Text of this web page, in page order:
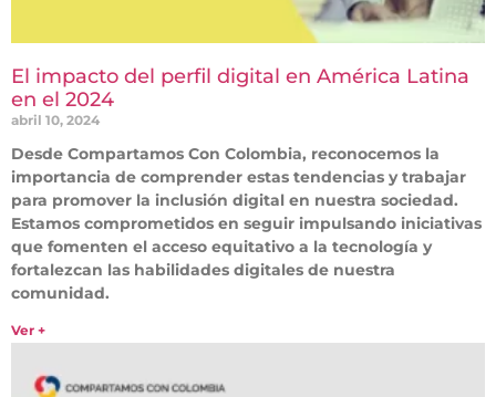
El impacto del perfil digital en América Latina
en el 2024
abril 10, 2024
Desde Compartamos Con Colombia, reconocemos la
importancia de comprender estas tendencias y trabajar
para promover la inclusión digital en nuestra sociedad.
Estamos comprometidos en seguir impulsando iniciativas
que fomenten el acceso equitativo a la tecnología y
fortalezcan las habilidades digitales de nuestra
comunidad.
Ver +